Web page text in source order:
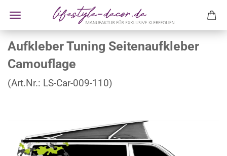
Aufkleber Tuning Seitenaufkleber
Camouflage
(Art.Nr.: LS-Car-009-110)